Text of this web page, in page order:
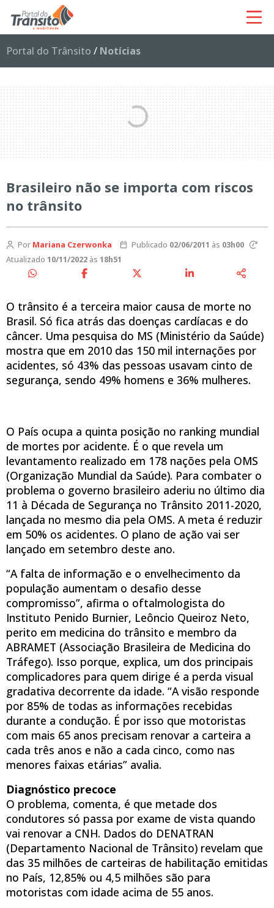
Portal do Trânsito / Notícias
Brasileiro não se importa com riscos
no trânsito
Por Mariana Czerwonka Publicado 02/06/2011 às 03h00
Atualizado 10/11/2022 às 18h51
O trânsito é a terceira maior causa de morte no
Brasil. Só fica atrás das doenças cardíacas e do
câncer. Uma pesquisa do MS (Ministério da Saúde)
mostra que em 2010 das 150 mil internações por
acidentes, só 43% das pessoas usavam cinto de
segurança, sendo 49% homens e 36% mulheres.
O País ocupa a quinta posição no ranking mundial
de mortes por acidente. É o que revela um
levantamento realizado em 178 nações pela OMS
(Organização Mundial da Saúde). Para combater o
problema o governo brasileiro aderiu no último dia
11 à Década de Segurança no Trânsito 2011-2020,
lançada no mesmo dia pela OMS. A meta é reduzir
em 50% os acidentes. O plano de ação vai ser
lançado em setembro deste ano.
“A falta de informação e o envelhecimento da
população aumentam o desafio desse
compromisso”, afirma o oftalmologista do
Instituto Penido Burnier, Leôncio Queiroz Neto,
perito em medicina do trânsito e membro da
ABRAMET (Associação Brasileira de Medicina do
Tráfego). Isso porque, explica, um dos principais
complicadores para quem dirige é a perda visual
gradativa decorrente da idade. “A visão responde
por 85% de todas as informações recebidas
durante a condução. É por isso que motoristas
com mais 65 anos precisam renovar a carteira a
cada três anos e não a cada cinco, como nas
menores faixas etárias” avalia.
Diagnóstico precoce
O problema, comenta, é que metade dos
condutores só passa por exame de vista quando
vai renovar a CNH. Dados do DENATRAN
(Departamento Nacional de Trânsito) revelam que
das 35 milhões de carteiras de habilitação emitidas
no País, 12,85% ou 4,5 milhões são para
motoristas com idade acima de 55 anos.